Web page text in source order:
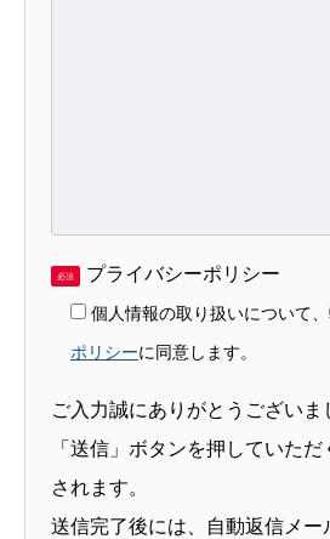
必須 プライバシーポリシー
個人情報の取り扱いについて
ポリシーに同意します。
ご入力誠にありがとうございま
「送信」ボタンを押していた
されます。
送信完了後には、自動返信メー